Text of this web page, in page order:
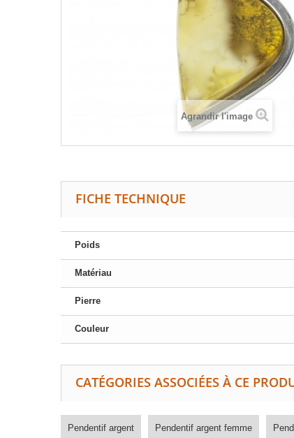
Agrandir l'image
FICHE TECHNIQUE
Poids
Matériau
Pierre
Couleur
CATÉGORIES ASSOCIÉES À CE
Pendentif argent Pendentif argent femme